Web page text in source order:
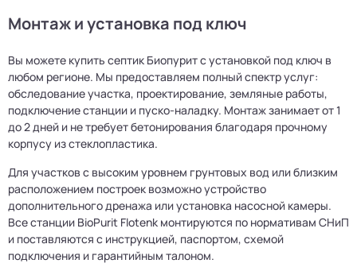
Монтаж и установка под ключ
Вы можете купить септик Биопурит с установкой под ключ в
любом регионе. Мы предоставляем полный спектр услуг:
обследование участка, проектирование, земляные работы,
подключение станции и пуско-наладку. Монтаж занимает от 1
до 2 дней и не требует бетонирования благодаря прочному
корпусу из стеклопластика.
Для участков с высоким уровнем грунтовых вод или близким
расположением построек возможно устройство
дополнительного дренажа или установка насосной камеры.
Все станции BioPurit Flotenk монтируются по нормативам СНиП
и поставляются с инструкцией, паспортом, схемой
подключения и гарантийным талоном.